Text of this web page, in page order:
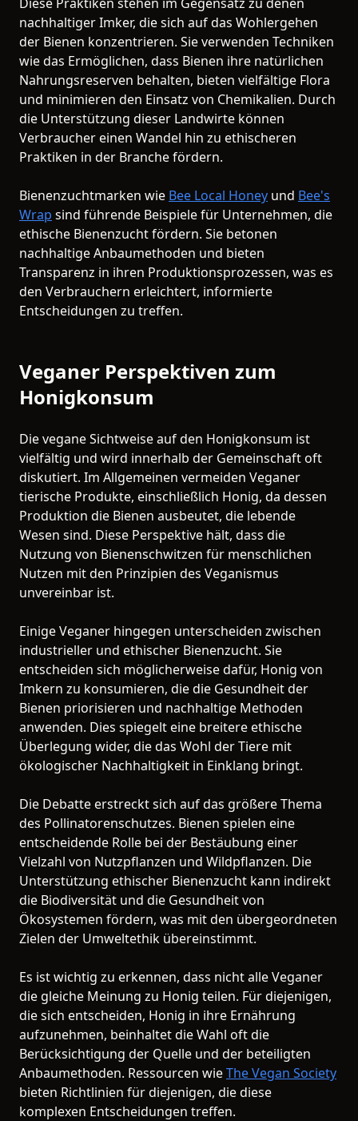
nachhaltiger Imker, die sich auf das Wohlergehen
der Bienen konzentrieren. Sie verwenden Techniken
wie das Ermöglichen, dass Bienen ihre natürlichen
Nahrungsreserven behalten, bieten vielfältige Flora
und minimieren den Einsatz von Chemikalien. Durch
die Unterstützung dieser Landwirte können
Verbraucher einen Wandel hin zu ethischeren
Praktiken in der Branche fördern.
Bienenzuchtmarken wie Bee Local Honey und Bee's
Wrap sind führende Beispiele für Unternehmen, die
ethische Bienenzucht fördern. Sie betonen
nachhaltige Anbaumethoden und bieten
Transparenz in ihren Produktionsprozessen, was es
den Verbrauchern erleichtert, informierte
Entscheidungen zu treffen.
Veganer Perspektiven zum
Honigkonsum
Die vegane Sichtweise auf den Honigkonsum ist
vielfältig und wird innerhalb der Gemeinschaft oft
diskutiert. Im Allgemeinen vermeiden Veganer
tierische Produkte, einschließlich Honig, da dessen
Produktion die Bienen ausbeutet, die lebende
Wesen sind. Diese Perspektive hält, dass die
Nutzung von Bienenschwitzen für menschlichen
Nutzen mit den Prinzipien des Veganismus
unvereinbar ist.
Einige Veganer hingegen unterscheiden zwischen
industrieller und ethischer Bienenzucht. Sie
entscheiden sich möglicherweise dafür, Honig von
Imkern zu konsumieren, die die Gesundheit der
Bienen priorisieren und nachhaltige Methoden
anwenden. Dies spiegelt eine breitere ethische
Überlegung wider, die das Wohl der Tiere mit
ökologischer Nachhaltigkeit in Einklang bringt.
Die Debatte erstreckt sich auf das größere Thema
des Pollinatorenschutzes. Bienen spielen eine
entscheidende Rolle bei der Bestäubung einer
Vielzahl von Nutzpflanzen und Wildpflanzen. Die
Unterstützung ethischer Bienenzucht kann indirekt
die Biodiversität und die Gesundheit von
Ökosystemen fördern, was mit den übergeordneten
Zielen der Umweltethik übereinstimmt.
Es ist wichtig zu erkennen, dass nicht alle Veganer
die gleiche Meinung zu Honig teilen. Für diejenigen,
die sich entscheiden, Honig in ihre Ernährung
aufzunehmen, beinhaltet die Wahl oft die
Berücksichtigung der Quelle und der beteiligten
Anbaumethoden. Ressourcen wieThe Vegan Society
bieten Richtlinien für diejenigen, die diese
komplexen Entscheidungen treffen.